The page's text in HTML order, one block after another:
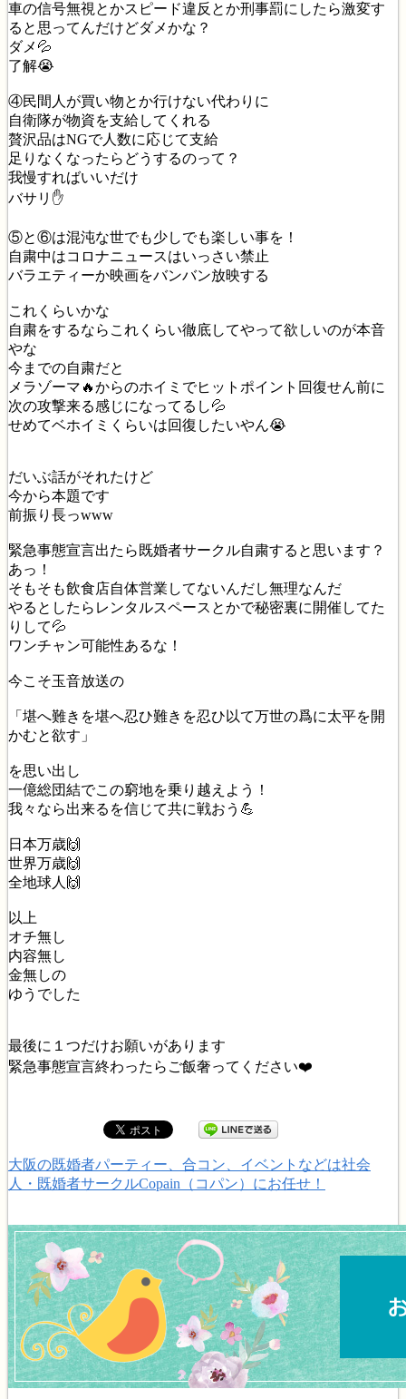
車の信号無視とかスピード違反とか刑事罰にしたら激変す
ると思ってんだけどダメかな？
ダメ💦
了解😭
④民間人が買い物とか行けない代わりに
自衛隊が物資を支給してくれる
贅沢品はNGで人数に応じて支給
足りなくなったらどうするのって？
我慢すればいいだけ
バサリ✋
⑤と⑥は混沌な世でも少しでも楽しい事を！
自粛中はコロナニュースはいっさい禁止
バラエティーか映画をバンバン放映する
これくらいかな
自粛をするならこれくらい徹底してやって欲しいのが本音
やな
今までの自粛だと
メラゾーマ🔥からのホイミでヒットポイント回復せん前に
次の攻撃来る感じになってるし💦
せめてベホイミくらいは回復したいやん😭
だいぶ話がそれたけど
今から本題です
前振り長っwww
緊急事態宣言出たら既婚者サークル自粛すると思います？
あっ！
そもそも飲食店自体営業してないんだし無理なんだ
やるとしたらレンタルスペースとかで秘密裏に開催してた
りして💦
ワンチャン可能性あるな！
今こそ玉音放送の
「堪へ難きを堪へ忍ひ難きを忍ひ以て万世の爲に太平を開
かむと欲す」
を思い出し
一億総団結でこの窮地を乗り越えよう！
我々なら出来るを信じて共に戦おう💪
日本万歳🙌
世界万歳🙌
全地球人🙌
以上
オチ無し
内容無し
金無しの
ゆうでした
最後に１つだけお願いがあります
緊急事態宣言終わったらご飯奢ってください❤️
大阪の既婚者パーティー、合コン、イベントなどは社会
人・既婚者サークルCopain（コパン）にお任せ！